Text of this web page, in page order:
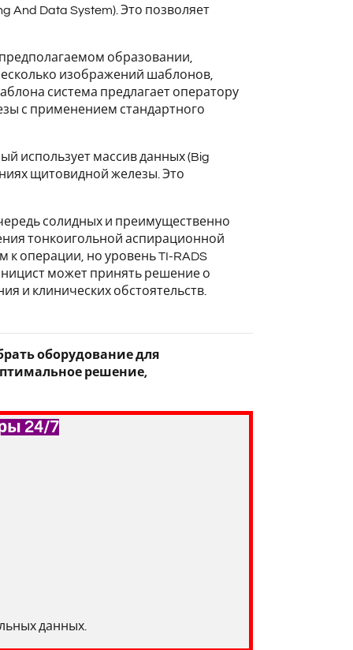
And Data System). Это позволяет
образовании,
изображений шаблонов,
система предлагает оператору
с применением стандартного
использует массив данных (Big
щитовидной железы. Это
солидных и преимущественно
тонкоигольной аспирационной
к операции, но уровень TI-RADS
может принять решение о
и клинических обстоятельств.
оборудование для
решение,
24/7
данных.